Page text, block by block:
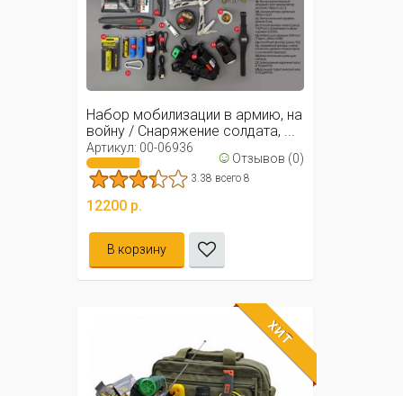
Набор мобилизации в армию, на
войну / Снаряжение солдата, ...
Артикул: 00-06936 ☺ Отзывов (0)
3.38 всего 8
12200 р.
В корзину
ХИТ